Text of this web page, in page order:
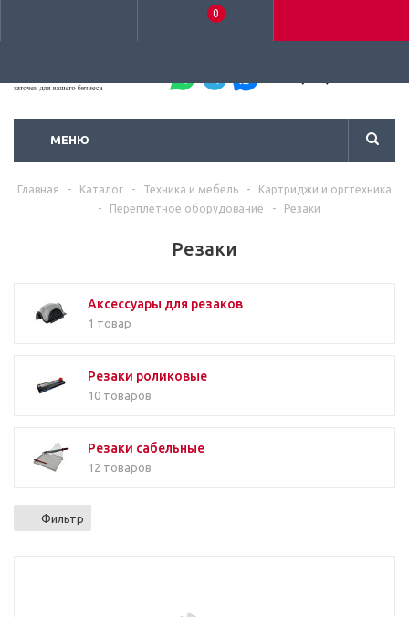
0
МЕНЮ
Главная - Каталог - Техника и мебель -
Картриджи и оргтехника
-
Переплетное оборудование - Резаки
Резаки
Аксессуары для резаков
1 товар
Резаки роликовые
10 товаров
Резаки сабельные
12 товаров
Фильтр